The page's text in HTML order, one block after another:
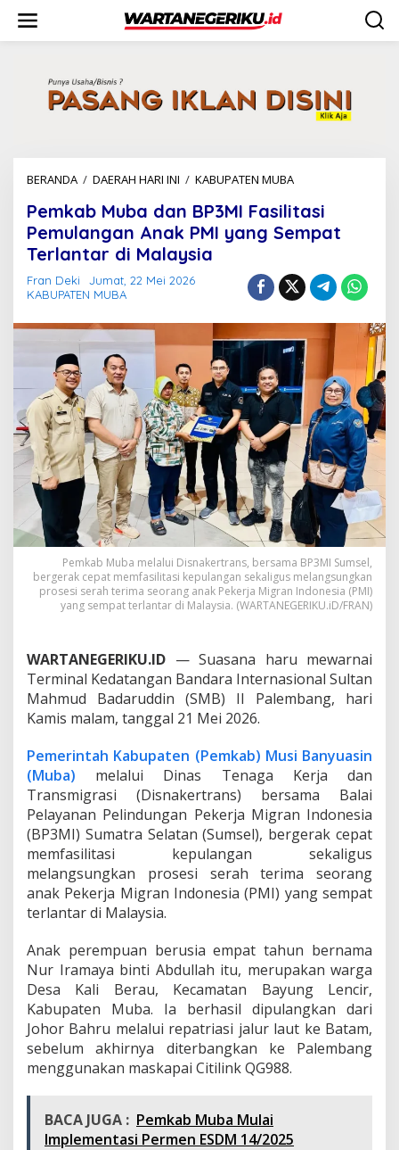
w
BERANDA / DAERAH HARI INI / KABUPATEN MUBA
m
k
a
M
u
a
d
a
n
B
P
3
M
F
s
i
l
i
t
a
s
i
m
u
l
a
a
n
A
n
a
k
M
y
g
S
m
p
a
Pemkab Muba dan BP3MI Fasilitasi
Pemulangan Anak PMI yang Sempat
Terlantar di Malaysia
Fran Deki
Jumat, 22 Mei 2026
KABUPATEN MUBA
Pemkab Muba melalui Disnakertrans, bersama BP3MI Sumsel,
bergerak cepat memfasilitasi kepulangan sekaligus melangsungkan
prosesi serah terima seorang anak Pekerja Migran Indonesia (PMI)
yang sempat terlantar di Malaysia. (WARTANEGERIKU.iD/FRAN)
WARTANEGERIKU.ID — Suasana haru mewarnai
Terminal Kedatangan Bandara Internasional Sultan
Mahmud Badaruddin (SMB) II Palembang, hari
Kamis malam, tanggal 21 Mei 2026.
Pemerintah Kabupaten (Pemkab) Musi Banyuasin
(Muba) melalui Dinas Tenaga Kerja dan
Transmigrasi (Disnakertrans) bersama Balai
Pelayanan Pelindungan Pekerja Migran Indonesia
(BP3MI) Sumatra Selatan (Sumsel), bergerak cepat
memfasilitasi kepulangan sekaligus
melangsungkan prosesi serah terima seorang
anak Pekerja Migran Indonesia (PMI) yang sempat
terlantar di Malaysia.
Anak perempuan berusia empat tahun bernama
Nur Iramaya binti Abdullah itu, merupakan warga
Desa Kali Berau, Kecamatan Bayung Lencir,
Kabupaten Muba. Ia berhasil dipulangkan dari
Johor Bahru melalui repatriasi jalur laut ke Batam,
sebelum akhirnya diterbangkan ke Palembang
menggunakan maskapai Citilink QG988.
BACA JUGA : Pemkab Muba Mulai
Implementasi Permen ESDM 14/2025